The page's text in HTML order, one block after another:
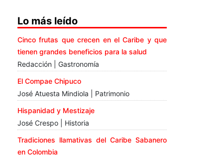
Lo más leído
Cinco frutas que crecen en el Caribe y que
tienen grandes beneficios para la salud
Redacción | Gastronomía
El Compae Chipuco
José Atuesta Mindiola | Patrimonio
Hispanidad y Mestizaje
José Crespo | Historia
Tradiciones llamativas del Caribe Sabanero
en Colombia